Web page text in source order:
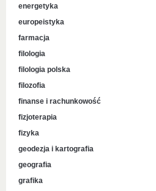
energetyka
europeistyka
farmacja
filologia
filologia polska
filozofia
finanse i rachunkowość
fizjoterapia
fizyka
geodezja i kartografia
geografia
grafika